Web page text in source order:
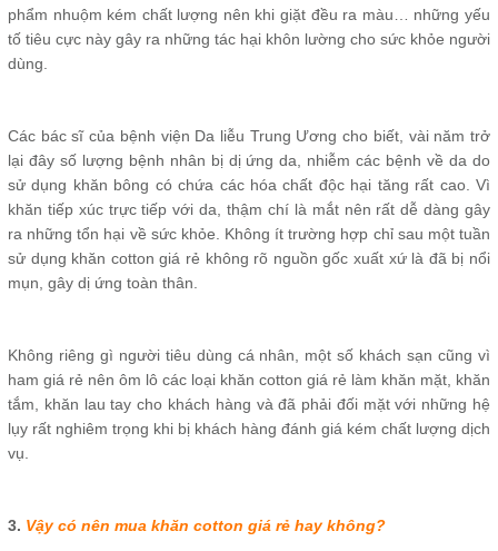
phẩm nhuộm kém chất lượng nên khi giặt đều ra màu… những yếu
tố tiêu cực này gây ra những tác hại khôn lường cho sức khỏe người
dùng.
Các bác sĩ của bệnh viện Da liễu Trung Ương cho biết, vài năm trở
lại đây số lượng bệnh nhân bị dị ứng da, nhiễm các bệnh về da do
sử dụng khăn bông có chứa các hóa chất độc hại tăng rất cao. Vì
khăn tiếp xúc trực tiếp với da, thậm chí là mắt nên rất dễ dàng gây
ra những tổn hại về sức khỏe. Không ít trường hợp chỉ sau một tuần
sử dụng khăn cotton giá rẻ không rõ nguồn gốc xuất xứ là đã bị nổi
mụn, gây dị ứng toàn thân.
Không riêng gì người tiêu dùng cá nhân, một số khách sạn cũng vì
ham giá rẻ nên ôm lô các loại khăn cotton giá rẻ làm khăn mặt, khăn
tắm, khăn lau tay cho khách hàng và đã phải đối mặt với những hệ
lụy rất nghiêm trọng khi bị khách hàng đánh giá kém chất lượng dịch
vụ.
3. Vậy có nên mua khăn cotton giá rẻ hay không?